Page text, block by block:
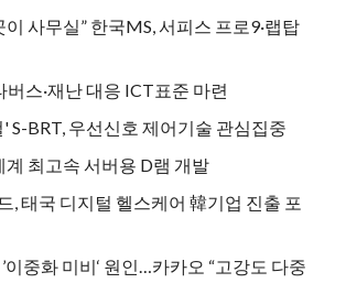
이 사무실” 한국MS, 서피스 프로9·랩탑
버스·재난 대응 ICT표준 마련
S-BRT, 우선신호 제어기술 관심집중
계 최고속 서버용 D램 개발
, 태국 디지털 헬스케어 韓기업 진출 포
이중화 미비‘ 원인…카카오 “고강도 다중